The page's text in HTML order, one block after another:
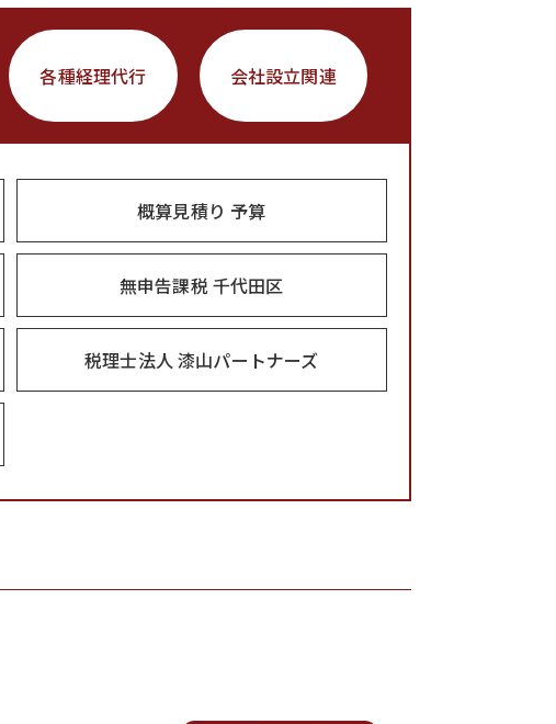
各種経理代行 会社設立関連
概算見積り 予算
無申告課税 千代田区
税理士法人 漆山パートナーズ